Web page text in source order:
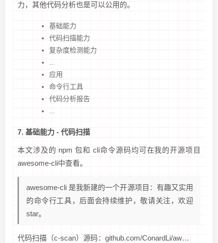
力，其他代码分析也是可以公用的。
基础能力
代码扫描能力
复杂度检测能力
应用
命令行工具
代码分析报告
7. 基础能力 - 代码扫描
本文涉及的 npm 包和 cli命令源码均可在我的开源项目
awesome-cli中查看。
awesome-cli 是我新建的一个开源项目：有趣又实用
的命令行工具，后面会持续维护，敬请关注，欢迎
star。
代码扫描（c-scan）源码：github.com/ConardLi/aw…